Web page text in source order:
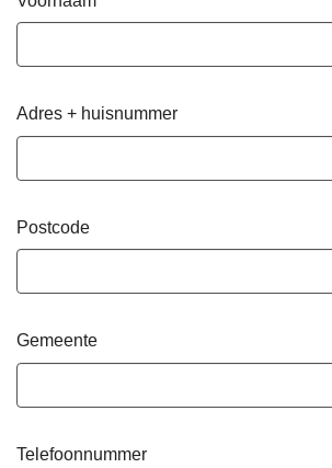
Adres + huisnummer
Postcode
Gemeente
Telefoonnummer